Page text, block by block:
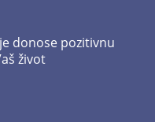
donose pozitivnu
život